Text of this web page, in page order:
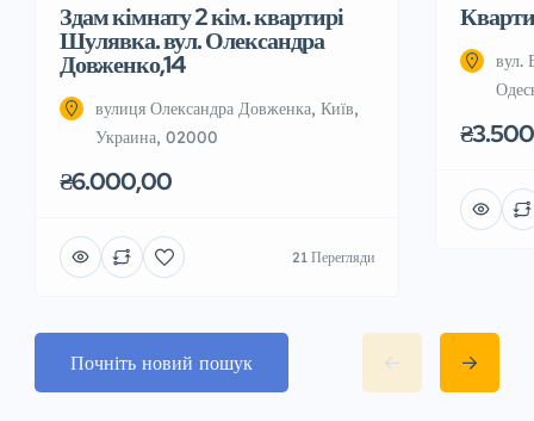
Здам кімнату 2 кім. квартирі
Шулявка. вул. Олександра
Довженко,14
вулиця Олександра Довженка, Київ,
Украина, 02000
₴6.000,00
21 Перегляди
вул.
Почніть новий пошук